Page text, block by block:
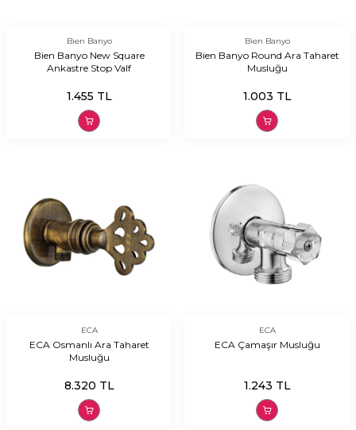
Bien Banyo
Bien Banyo New Square
Ankastre Stop Valf
1.455 TL
Bien Banyo
Bien Banyo Round Ara Taharet
Musluğu
1.003 TL
ECA
ECA Osmanlı Ara Taharet
Musluğu
8.320 TL
ECA
ECA Çamaşır Musluğu
1.243 TL